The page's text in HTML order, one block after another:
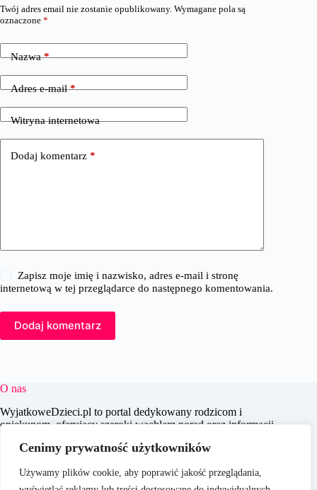
Cenimy prywatność użytkowników
Używamy plików cookie, aby poprawić jakość przeglądania,
Twój adres email nie zostanie opublikowany. Wymagane pola są
oznaczone *
Nazwa*
Adres e-mail*
Witryna internetowa
Dodaj komentarz *
Zapisz moje imię i nazwisko, adres e-mail i stronę
internetową w tej przeglądarce do następnego komentowania.
Dodaj komentarz
O nas
WyjatkoweDzieci.pl to portal dedykowany rodzicom i
opiekunom, oferujący szeroki wachlarz porad oraz informacji
celem jest wspieranie dorosłych w codziennych wyzwaniach
praktycznych treści, które pomagają w świadomym i